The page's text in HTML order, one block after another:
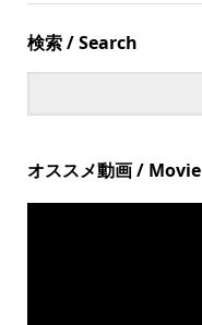
検索 / Search
オススメ動画 / Movie